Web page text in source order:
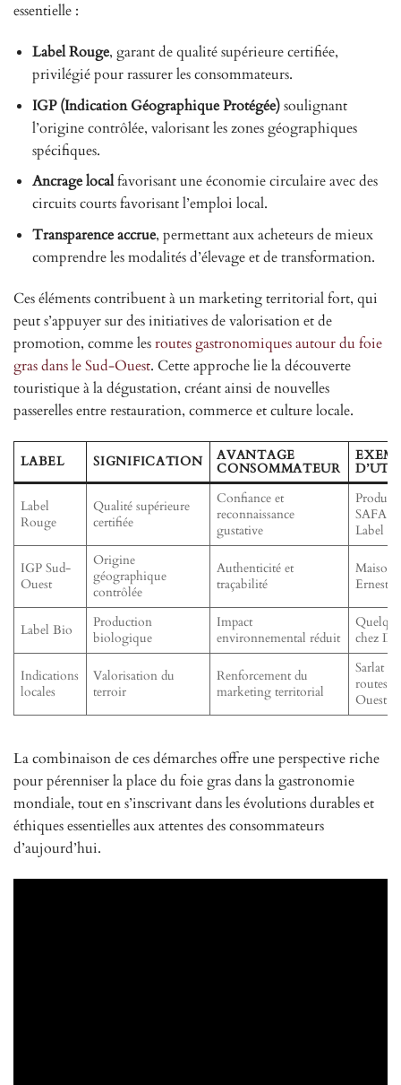
essentielle :
Label Rouge, garant de qualité supérieure certifiée,
privilégié pour rassurer les consommateurs.
IGP (Indication Géographique Protégée)soulignant
l’origine contrôlée, valorisant les zones géographiques
spécifiques.
Ancrage localfavorisant une économie circulaire avec des
circuits courts favorisant l’emploi local.
Transparence accrue, permettant aux acheteurs de mieux
comprendre les modalités d’élevage et de transformation.
Ces éléments contribuent à un marketing territorial fort, qui
peut s’appuyer sur des initiatives de valorisation et de
promotion, comme lesroutes gastronomiques autour du foie
gras dans le Sud-Ouest. Cette approche lie la découverte
touristique à la dégustation, créant ainsi de nouvelles
passerelles entre restauration, commerce et culture locale.
LABEL SIGNIFICATION AVANTAGE
CONSOMMATEUR
Label
Rouge
Qualité supérieure
certifiée
Confiance et
reconnaissance
gustative
SAFA
Label
IGP Sud-
Ouest
Origine
géographique
contrôlée
Authenticité et
traçabilité
Maison
Ernest
Label Bio
Production
biologique
Impact
environnemental réduit
chez
Indications
locales
Valorisation du
terroir
Renforcement du
marketing territorial
Sarlat
routes
Ouest
La combinaison de ces démarches offre une perspective riche
pour pérenniser la place du foie gras dans la gastronomie
mondiale, tout en s’inscrivant dans les évolutions durables et
éthiques essentielles aux attentes des consommateurs
d’aujourd’hui.